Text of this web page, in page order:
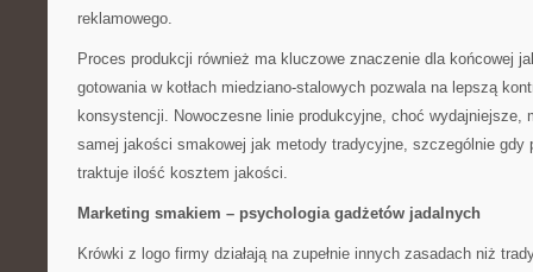
reklamowego.
Proces produkcji również ma kluczowe znaczenie dla końcowej
gotowania w kotłach miedziano-stalowych pozwala na lepszą
konsystencji. Nowoczesne linie produkcyjne, choć wydajniejsze,
samej jakości smakowej jak metody tradycyjne, szczególnie gdy
traktuje ilość kosztem jakości.
Marketing smakiem – psychologia gadżetów jadalnych
Krówki z logo firmy działają na zupełnie innych zasadach niż